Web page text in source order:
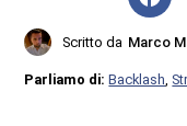
Scritto da Marco
Parliamo di:Backlash ,